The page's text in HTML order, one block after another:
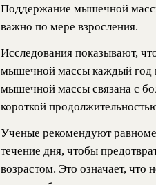
Поддержание мышечной
важно по мере взросления.
Исследования показывают,
мышечной массы каждый год
мышечной массы связана с
короткой
Ученые рекомендуют
течение дня, чтобы
возрастом. Это означает,